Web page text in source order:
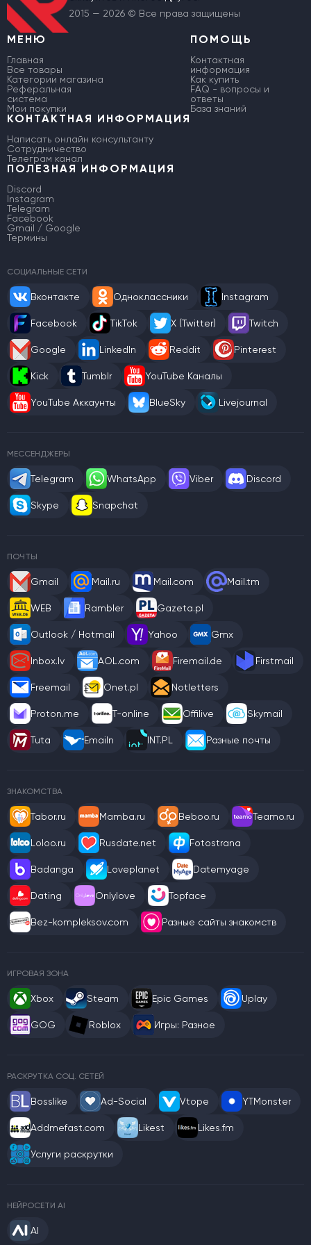
2015 — 2026 © Все права защищены
МЕНЮ
Главная
Все товары
Категории магазина
Реферальная
система
Мои покупки
ПОМОЩЬ
Контактная
информация
Как купить
FAQ - вопросы и
ответы
База знаний
КОНТАКТНАЯ ИНФОРМАЦИЯ
Написать онлайн консультанту
Сотрудничество
Телеграм канал
ПОЛЕЗНАЯ ИНФОРМАЦИЯ
Discord
Instagram
Telegram
Facebook
Gmail / Google
Термины
СОЦИАЛЬНЫЕ СЕТИ
Вконтакте Одноклассники Instagram
Facebook TikTok X (Twitter) Twitch
Google LinkedIn Reddit Pinterest
Kick Tumblr YouTube Каналы
YouTube Аккаунты BlueSky Livejournal
МЕССЕНДЖЕРЫ
Telegram WhatsApp Viber Discord
Skype Snapchat
ПОЧТЫ
Gmail Mail.ru Mail.com Mail.tm
WEB Rambler Gazeta.pl
Outlook / Hotmail Yahoo Gmx
Inbox.lv AOL.com Firemail.de Firstmail
Freemail Onet.pl Notletters
Proton.me T-online Offilive Skymail
Tuta Emailn INT.PL Разные почты
ЗНАКОМСТВА
Tabor.ru Mamba.ru Beboo.ru Teamo.ru
Loloo.ru Rusdate.net Fotostrana
Badanga Loveplanet Datemyage
Dating Onlylove Topface
Bez-kompleksov.com Разные сайты знакомств
ИГРОВАЯ ЗОНА
Xbox Steam Epic Games Uplay
GOG Roblox Игры: Разное
РАСКРУТКА СОЦ. СЕТЕЙ
Bosslike Ad-Social Vtope YTMonster
Addmefast.com Likest Likes.fm
Услуги раскрутки
НЕЙРОСЕТИ AI
AI